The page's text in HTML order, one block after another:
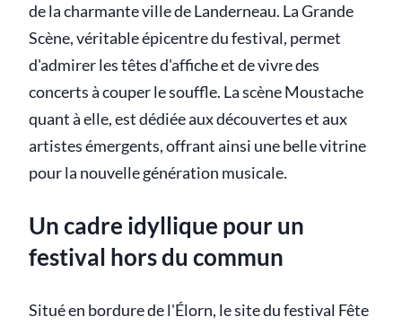
de la charmante ville de Landerneau. La Grande
Scène, véritable épicentre du festival, permet
d'admirer les têtes d'affiche et de vivre des
concerts à couper le souffle. La scène Moustache
quant à elle, est dédiée aux découvertes et aux
artistes émergents, offrant ainsi une belle vitrine
pour la nouvelle génération musicale.
Un cadre idyllique pour un
festival hors du commun
Situé en bordure de l'Élorn, le site du festival Fête